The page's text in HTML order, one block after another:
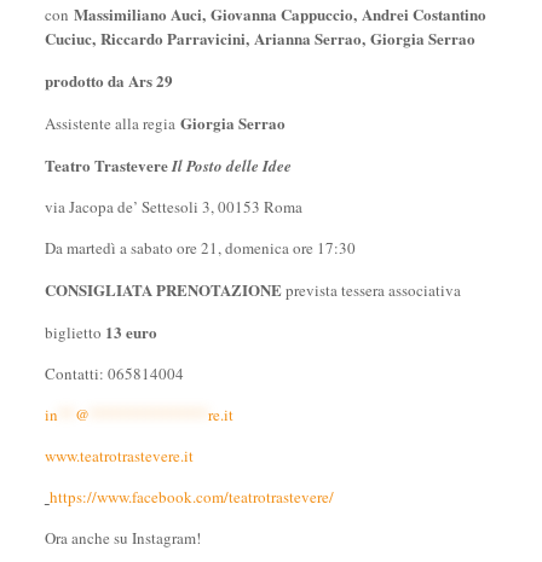
con Massimiliano Auci, Giovanna Cappuccio, Andrei Costantino
Cuciuc, Riccardo Parravicini, Arianna Serrao, Giorgia Serrao
prodotto da Ars 29
Assistente alla regia Giorgia Serrao
Teatro TrastevereIl Posto delle Idee
via Jacopa de’ Settesoli 3, 00153 Roma
Da martedì a sabato ore 21, domenica ore 17:30
CONSIGLIATA PRENOTAZIONEprevista tessera associativa
biglietto 13 euro
Contatti: 065814004
in
@
re.it
www.teatrotrastevere.it
https://www.facebook.com/teatrotrastevere/
Ora anche su Instagram!